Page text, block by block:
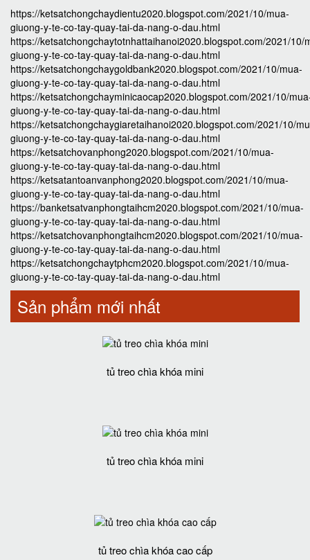
https://ketsatchongchaydientu2020.blogspot.com/2021/10/mua-
giuong-y-te-co-tay-quay-tai-da-nang-o-dau.html
https://ketsatchongchaytotnhattaihanoi2020.blogspot.com/2021/10/
giuong-y-te-co-tay-quay-tai-da-nang-o-dau.html
https://ketsatchongchaygoldbank2020.blogspot.com/2021/10/mua-
giuong-y-te-co-tay-quay-tai-da-nang-o-dau.html
https://ketsatchongchayminicaocap2020.blogspot.com/2021/10/
giuong-y-te-co-tay-quay-tai-da-nang-o-dau.html
https://ketsatchongchaygiaretaihanoi2020.blogspot.com/2021/10/
giuong-y-te-co-tay-quay-tai-da-nang-o-dau.html
https://ketsatchovanphong2020.blogspot.com/2021/10/mua-
giuong-y-te-co-tay-quay-tai-da-nang-o-dau.html
https://ketsatantoanvanphong2020.blogspot.com/2021/10/mua-
giuong-y-te-co-tay-quay-tai-da-nang-o-dau.html
https://banketsatvanphongtaihcm2020.blogspot.com/2021/10/mua-
giuong-y-te-co-tay-quay-tai-da-nang-o-dau.html
https://ketsatchovanphongtaihcm2020.blogspot.com/2021/10/mua-
giuong-y-te-co-tay-quay-tai-da-nang-o-dau.html
https://ketsatchongchaytphcm2020.blogspot.com/2021/10/mua-
giuong-y-te-co-tay-quay-tai-da-nang-o-dau.html
Sản phẩm mới nhất
tủ treo chìa khóa mini
tủ treo chìa khóa mini
tủ treo chìa khóa cao cấp